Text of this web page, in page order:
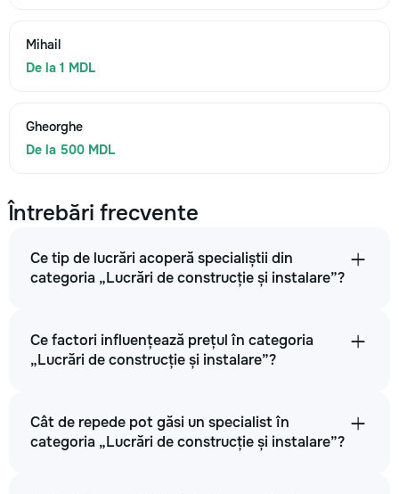
Mihail
De la 1 MDL
Gheorghe
De la 500 MDL
Întrebări frecvente
Ce tip de lucrări acoperă specialiștii din
categoria „Lucrări de construcție și instalare”?
Ce factori influențează prețul în categoria
„Lucrări de construcție și instalare”?
Cât de repede pot găsi un specialist în
categoria „Lucrări de construcție și instalare”?